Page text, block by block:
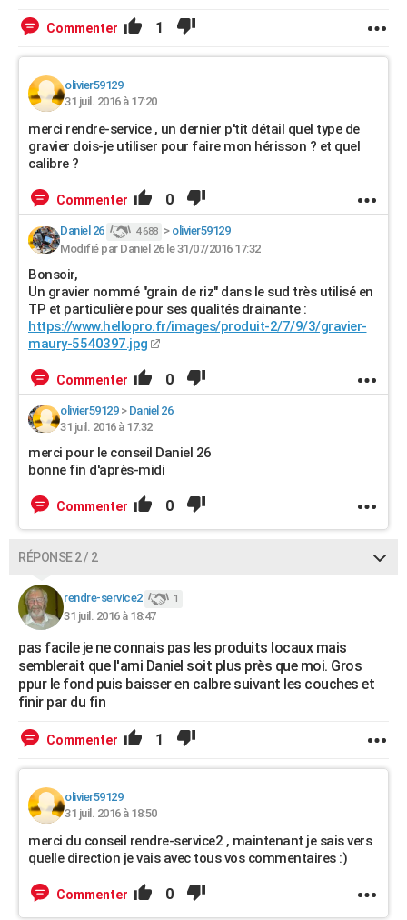
Commenter 1
olivier59129
31 juil. 2016 à 17:20
merci rendre-service , un dernier p'tit détail quel type de
gravier dois-je utiliser pour faire mon hérisson ? et quel
calibre ?
Commenter 0
Daniel 26 4 688 > olivier59129
Modifié par Daniel 26 le 31/07/2016 17:32
Bonsoir,
Un gravier nommé "grain de riz" dans le sud très utilisé en
TP et particulière pour ses qualités drainante :
https://www.hellopro.fr/images/produit-2/7/9/3/gravier-
maury-5540397.jpg
Commenter 0
olivier59129> Daniel 26
31 juil. 2016 à 17:32
merci pour le conseil Daniel 26
bonne fin d'après-midi
Commenter 0
RÉPONSE 2 / 2
rendre-service2 1
31 juil. 2016 à 18:47
pas facile je ne connais pas les produits locaux mais
semblerait que l'ami Daniel soit plus près que moi. Gros
ppur le fond puis baisser en calbre suivant les couches et
finir par du fin
Commenter 1
olivier59129
31 juil. 2016 à 18:50
merci du conseil rendre-service2 , maintenant je sais vers
quelle direction je vais avec tous vos commentaires :)
Commenter 0